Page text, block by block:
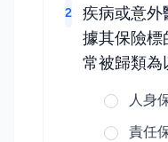
2
疾病或意外
據其保險標
常被歸類為
人身
責任